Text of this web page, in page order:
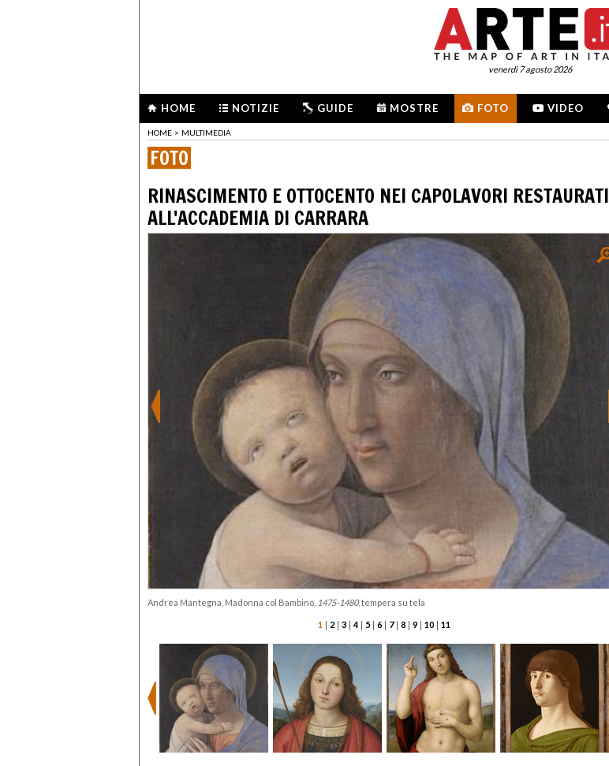
venerdì 7 agosto 2026
HOME NOTIZIE GUIDE MOSTRE FOTO VIDEO
HOME > MULTIMEDIA
FOTO
RINASCIMENTO E OTTOCENTO NEI CAPOLAVORI RESTAURATI
ALL'ACCADEMIA DI CARRARA
Andrea Mantegna, Madonna col Bambino, 1475-1480, tempera su tela
1 | 2 | 3 | 4 | 5 | 6 | 7| 8 | 9 | 10 | 11